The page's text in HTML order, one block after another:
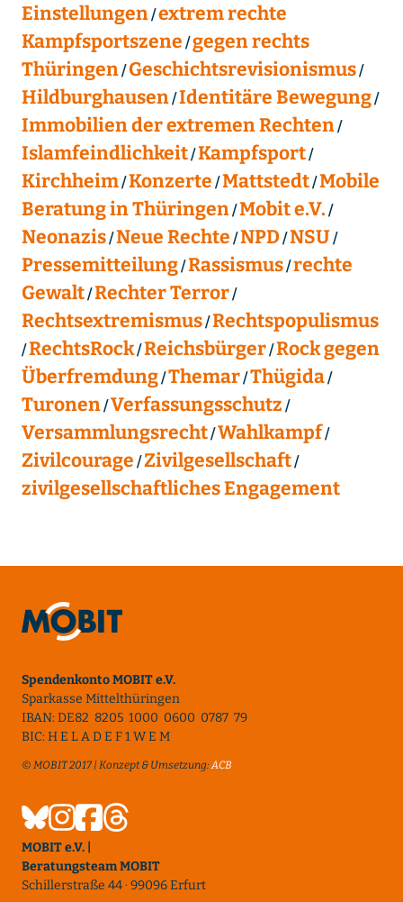
Einstellungen extrem rechte
Kampfsportszene gegen rechts
Thüringen Geschichtsrevisionismus
Hildburghausen Identitäre Bewegung
Immobilien der extremen Rechten
Islamfeindlichkeit Kampfsport
Kirchheim Konzerte Mattstedt Mobile
Beratung in Thüringen Mobit e.V.
Neonazis Neue Rechte NPD NSU
Pressemitteilung Rassismus rechte
Gewalt Rechter Terror
Rechtsextremismus Rechtspopulismus
RechtsRock Reichsbürger Rock gegen
Überfremdung Themar Thügida
Turonen Verfassungsschutz
Versammlungsrecht Wahlkampf
Zivilcourage Zivilgesellschaft
zivilgesellschaftliches Engagement
Spendenkonto MOBIT e.V.
Sparkasse Mittelthüringen
IBAN: DE82 8205 1000 0600 0787 79
BIC: H E L A D E F 1 W E M
© MOBIT 2017 | Konzept & Umsetzung:ACB
MOBIT e.V. |
Beratungsteam MOBIT
Schillerstraße 44 · 99096 Erfurt